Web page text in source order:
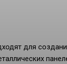
для